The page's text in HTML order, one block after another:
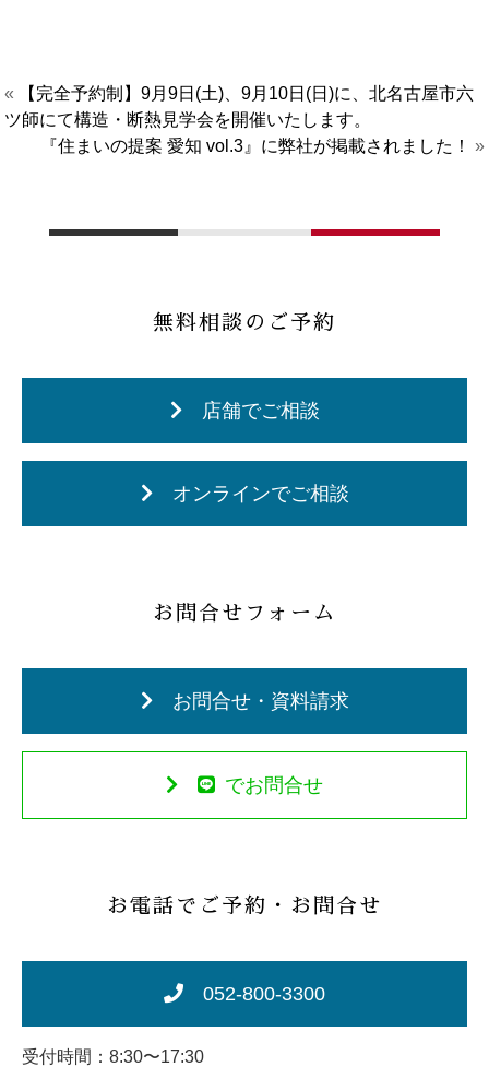
«
【完全予約制】9月9日(土)、9月10日(日)に、北名古屋市六
ツ師にて構造・断熱見学会を開催いたします。
『住まいの提案 愛知 vol.3』に弊社が掲載されました！
»
無料相談のご予約
店舗でご相談
オンラインでご相談
お問合せフォーム
お問合せ・資料請求
でお問合せ
お電話でご予約・お問合せ
052-800-3300
受付時間：8:30〜17:30